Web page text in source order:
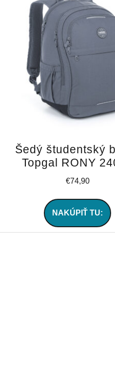
Šedý študentský
Topgal RONY
€74,90
NAKÚPIŤ TU: